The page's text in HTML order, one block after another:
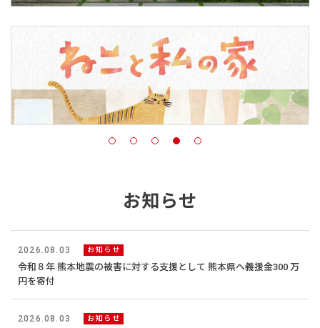
お知らせ
2026.08.03 お知らせ
令和８年 熊本地震の被害に対する支援として 熊本県へ義援金300 万
円を寄付
2026.08.03 お知らせ